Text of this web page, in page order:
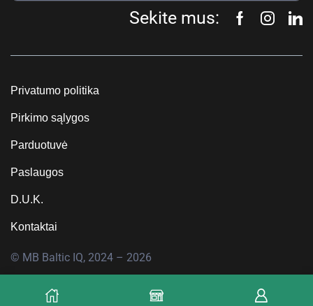
Sekite mus:
Privatumo politika
Pirkimo sąlygos
Parduotuvė
Paslaugos
D.U.K.
Kontaktai
© MB Baltic IQ, 2024 – 2026